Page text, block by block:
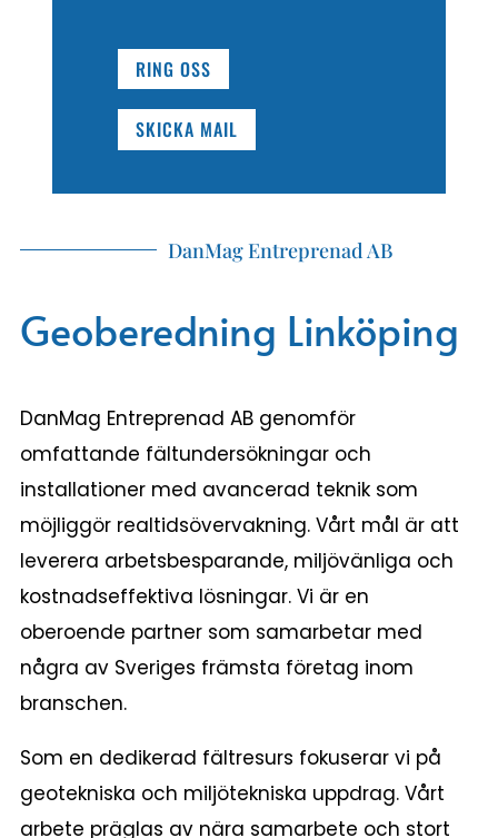
RING OSS
SKICKA MAIL
DanMag Entreprenad AB
Geoberedning Linköping
DanMag Entreprenad AB genomför
omfattande fältundersökningar och
installationer med avancerad teknik som
möjliggör realtidsövervakning. Vårt mål är att
leverera arbetsbesparande, miljövänliga och
kostnadseffektiva lösningar. Vi är en
oberoende partner som samarbetar med
några av Sveriges främsta företag inom
branschen.
Som en dedikerad fältresurs fokuserar vi på
geotekniska och miljötekniska uppdrag. Vårt
arbete präglas av nära samarbete och stort